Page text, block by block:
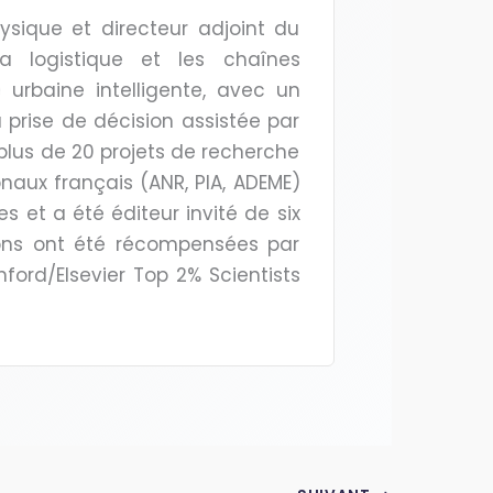
et directeur adjoint du
logistique et les chaînes
urbaine intelligente, avec un
de décision assistée par
de 20 projets de recherche
français (ANR, PIA, ADEME)
et a été éditeur invité de six
ont été récompensées par
Elsevier Top 2% Scientists